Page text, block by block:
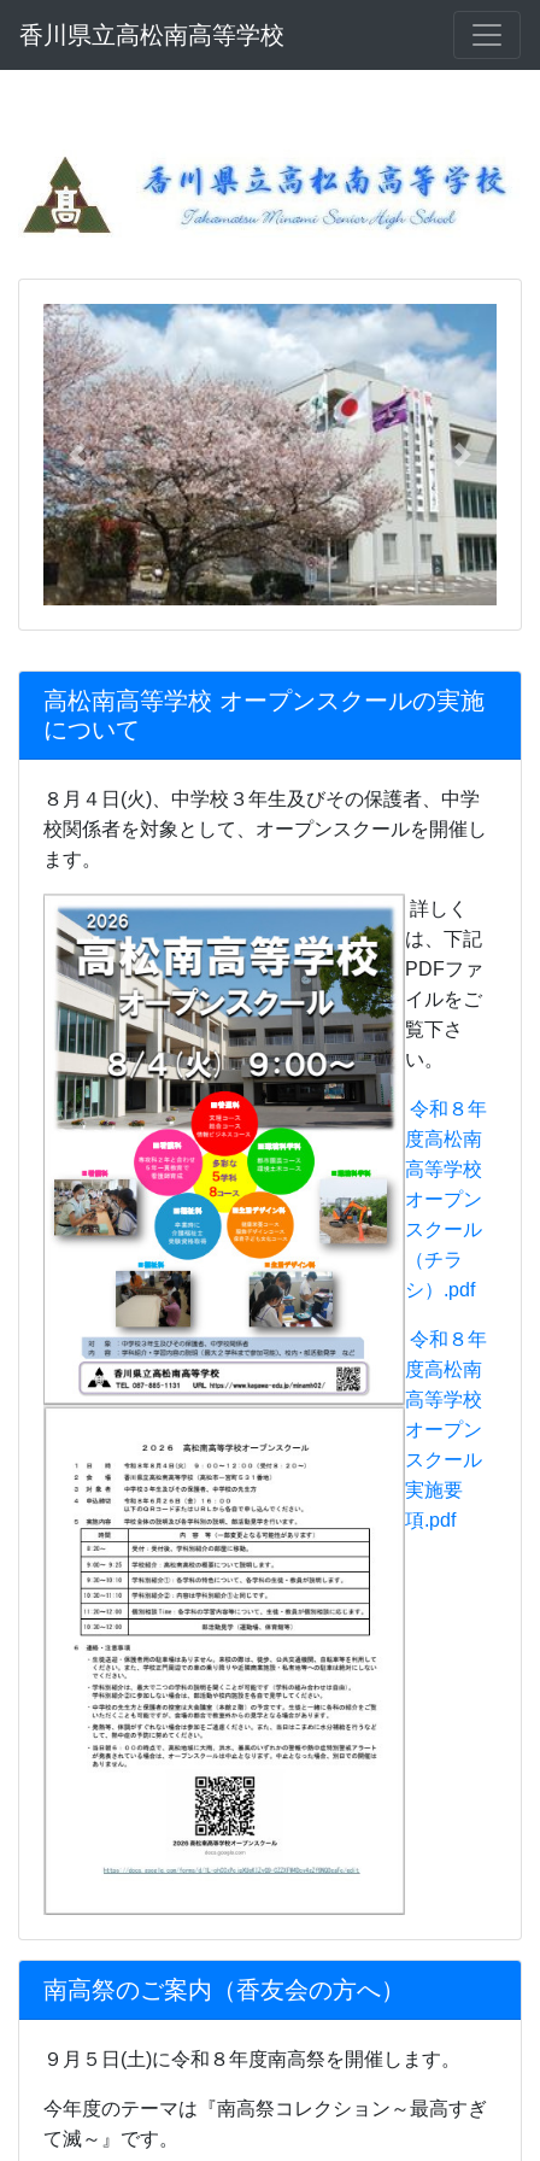
香川県立高松南高等学校
Previous Next
高松南高等学校 オープンスクールの実施
について
８月４日(火)、中学校３年生及びその保護者、中学
校関係者を対象として、オープンスクールを開催し
ます。
詳しく
は、下記
PDFファ
イルをご
覧下さ
い。
令和８年
度高松南
高等学校
オープン
スクール
（チラ
シ）.pdf
令和８年
度高松南
高等学校
オープン
スクール
実施要
項.pdf
南高祭のご案内（香友会の方へ）
９月５日(土)に令和８年度南高祭を開催します。
今年度のテーマは『南高祭コレクション～最高すぎ
て滅～』です。